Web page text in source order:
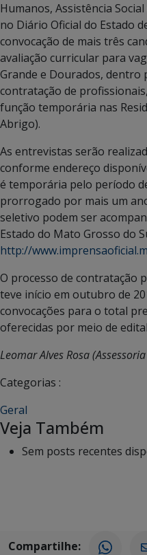
Humanos, Assistência
no Diário Oficial do Estado
convocação de mais três
avaliação curricular para
Grande e Dourados, dentro
contratação de
função temporária nas
Abrigo).
As entrevistas serão
conforme endereço
é temporária pelo período
prorrogado por mais um
seletivo podem ser
Estado do Mato Grosso do
http://
O processo de contratação
teve início em outubro de
convocações para o total
oferecidas por meio de
Leomar Alves Rosa
Categorias :
Geral
Veja Também
Sem posts recentes
Compartilhe: